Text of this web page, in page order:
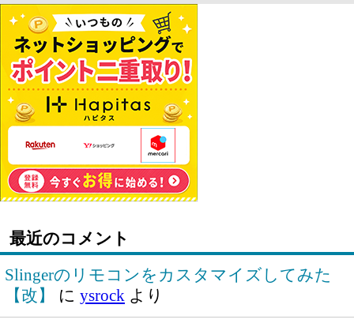
最近のコメント
Slingerのリモコンをカスタマイズしてみた
【改】
に ysrockより